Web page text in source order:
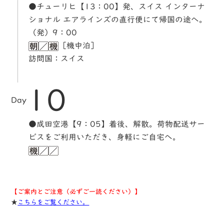
●チューリヒ【13：00】発、スイス インターナ
ショナル エアラインズの直行便にて帰国の途へ。
（発）9：00
［機中泊］
訪問国：スイス
Day 10
●成田空港【9：05】着後、解散。荷物配送サー
ビスをご利用いただき、身軽にご自宅へ。
【ご案内とご注意（必ずご一読ください）】
★ こちらをご覧ください。